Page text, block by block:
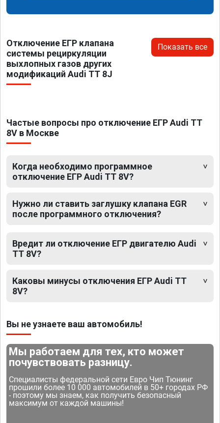
Отключение ЕГР клапана
системы рециркуляции
выхлопных газов других
модификаций Audi TT 8J
Показать все
Частые вопросы про отключение ЕГР Audi TT
8V в Москве
Когда необходимо программное
отключение ЕГР Audi TT 8V?
Нужно ли ставить заглушку клапана EGR
после программного отключения?
Вредит ли отключение ЕГР двигателю Audi
TT 8V?
Каковы минусы отключения ЕГР Audi TT
8V?
Вы не узнаете ваш автомобиль!
Мы работаем для тех, кто может
почувствовать разницу.
Специалисты федеральной сети Евро Чип Тюнинг
прошили более 10 000 автомобилей в 50+ городах РФ
- поэтому мы знаем, как получить безопасный
максимум от каждой машины!